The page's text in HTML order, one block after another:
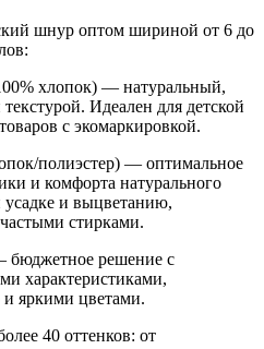
шнур оптом шириной от 6 до
хлопок) — натуральный,
Идеален для детской
с экомаркировкой.
полиэстер) — оптимальное
и комфорта натурального
и выцветанию,
стирками.
решение с
характеристиками,
яркими цветами.
40 оттенков: от